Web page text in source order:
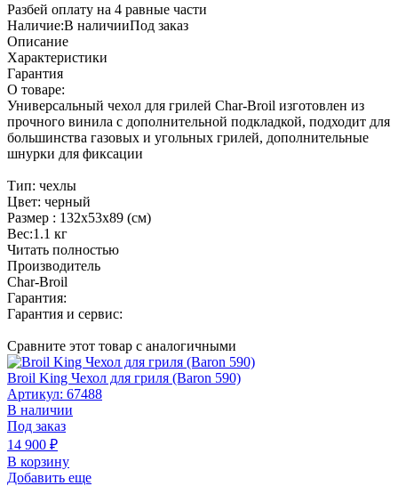
Разбей оплату на 4 равные части
Наличие:В наличииПод заказ
Описание
Характеристики
Гарантия
О товаре:
Универсальный чехол для грилей Char-Broil изготовлен из
прочного винила с дополнительной подкладкой, подходит для
большинства газовых и угольных грилей, дополнительные
шнурки для фиксации
Тип: чехлы
Цвет: черный
Размер : 132х53х89 (см)
Вес:1.1 кг
Читать полностью
Производитель
Char-Broil
Гарантия:
Гарантия и сервис:
Сравните этот товар с аналогичными
Broil King Чехол для гриля (Baron 590)
Артикул: 67488
В наличии
Под заказ
14 900 ₽
В корзину
Добавить еще